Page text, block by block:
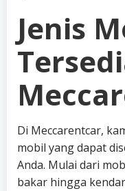
Jenis
Di Meccarentcar,
mobil yang dapat
Anda. Mulai dari
bakar hingga